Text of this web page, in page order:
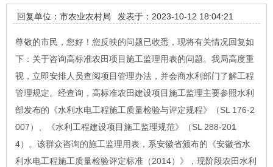
回复单位：市农业农村局 发表于：2023-10-12 18:04:21
尊敬的市民，您好！您反映的问题已收悉，现将有关情况回复如
下：关于咨询高标准农田项目施工监理用表的问题。我局高度重
视，立即安排人员查阅项目管理办法，并会商水利部门了解工程
管理规定。经查询，高标准农田建设项目施工监理主要参照水利
部发布的《水利水电工程施工质量检验与评定规程》（SL 176-2
007）、《水利工程建设项目施工监理规范》（SL 288-201
4）。该群众咨询的施工监理用表，系安徽省颁布的《安徽省水
利水电工程施工质量检验评定标准（2014）》，现阶段农田水利